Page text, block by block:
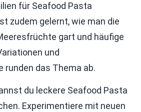
für Seafood Pasta
zudem gelernt, wie man die
gart und häufige
und
runden das Thema ab.
du leckere Seafood Pasta
Experimentiere mit neuen